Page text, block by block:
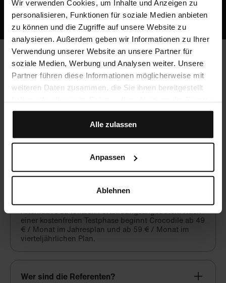
Wir verwenden Cookies, um Inhalte und Anzeigen zu
personalisieren, Funktionen für soziale Medien anbieten
zu können und die Zugriffe auf unsere Website zu
analysieren. Außerdem geben wir Informationen zu Ihrer
Verwendung unserer Website an unsere Partner für
soziale Medien, Werbung und Analysen weiter. Unsere
Partner führen diese Informationen möglicherweise mit
weiteren Daten zusammen, die Sie ihnen bereitgestellt
gesammelt haben.
Alle zulassen
Anpassen
Ablehnen
Oder ruf uns an: +49 5251 / 54481-0
Häufig gestellte Fragen
Werden CME-Punkte vergeben?
sammeln!
Crocodile ist eine hochwertige, aber preiswerte
Alternative zu lokalen Fortbildungsangeboten. Nach
einer kostenfreien Testphase beginnt Crocodile ab 49
€ / Monat im Jahresplan und ab 59 € / Monat im
vierteljährlichen Plan.
Wer sind die Referenten?